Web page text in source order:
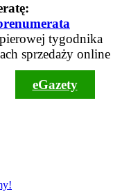
tygodnika
sprzedaży online
eGazety